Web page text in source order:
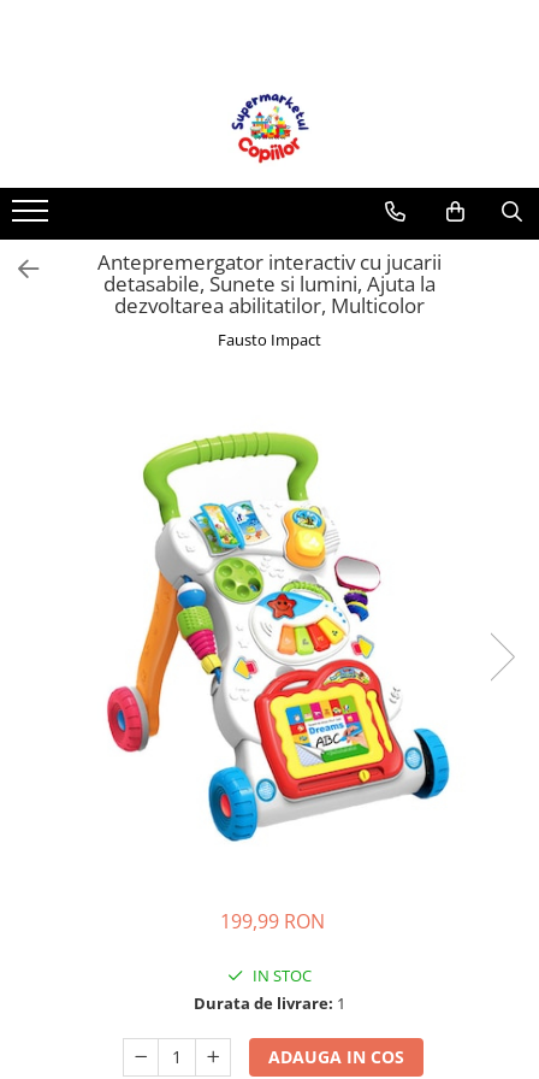
Accesorii pentru petrecere
Baloane
Mobila gradina & terasa
Carti de Povesti pentru Copii
Rechizite si papetarie pentru copii
Creioane colorate si carioci
Ghiozdane si genti
Harti de perete si globuri
Librarie online
Manuale si auxiliare scolare
Aspiratoare nazale si accesorii
Cadite bebe si accesorii baie
Creme si lotiuni de corp copii
Olite si reductoare WC
Antepremergator interactiv cu jucarii
detasabile, Sunete si lumini, Ajuta la
dezvoltarea abilitatilor, Multicolor
Fausto Impact
199,99 RON
IN STOC
Durata de livrare: 1
ADAUGA IN COS